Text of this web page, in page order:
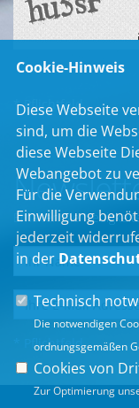
* Pflichtfeld
Erhalten Sie
* Pflichtfeld
Cookie-Hinweis
Diese Webseite
sind, um die
diese Webseite
Webangebot zu
Für die
Einwilligung
jederzeit
in der
Technisch
Die notwendigen
ordnungsgemäßen
Cookies von
Zur Optimierung